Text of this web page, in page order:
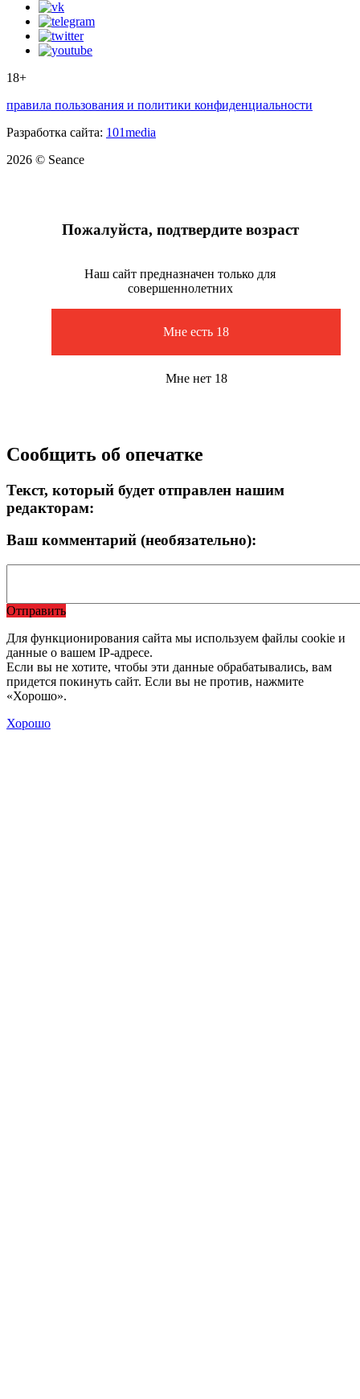
18+
правила пользования и политики конфиденциальности
Разработка сайта: 101media
2026 © Seance
Пожалуйста, подтвердите возраст
Наш сайт предназначен только для
совершеннолетних
Мне есть 18
Мне нет 18
Сообщить об опечатке
Текст, который будет отправлен нашим
редакторам:
Ваш комментарий (необязательно):
Отправить
Для функционирования сайта мы используем файлы cookie и
данные о вашем IP-адресе.
Если вы не хотите, чтобы эти данные обрабатывались, вам
придется покинуть сайт. Если вы не против, нажмите
«Хорошо».
Хорошо